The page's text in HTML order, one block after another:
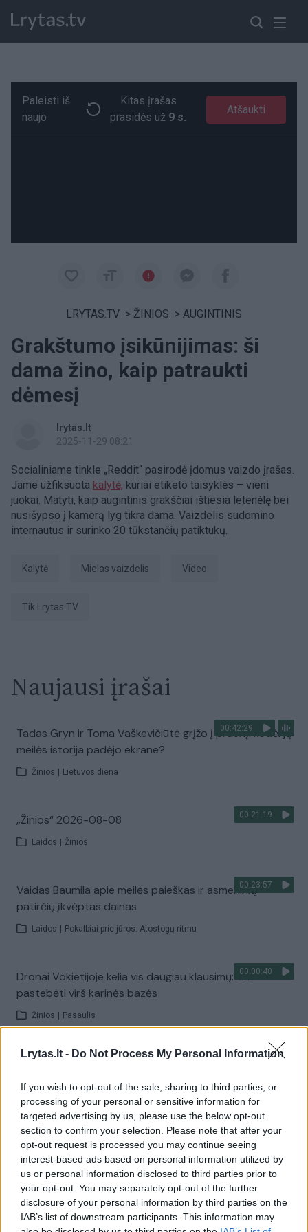
Lrytas.lt - Do Not Process My Personal Information
If you wish to opt-out of the sale, sharing to third parties, or
processing of your personal or sensitive information for
targeted advertising by us, please use the below opt-out
section to confirm your selection. Please note that after your
opt-out request is processed you may continue seeing
interest-based ads based on personal information utilized by
us or personal information disclosed to third parties prior to
your opt-out. You may separately opt-out of the further
disclosure of your personal information by third parties on the
IAB’s list of downstream participants. This information may
Paremkite Ukrainą
Paleisti iš
naujo
Kitas įrašas
prasidės už 9 s.
Atšaukti
LRYTAS.TV > ŽINIOS > AUGINTINIS
Grakštumo įsikūnijimas: ši
dama žino, kaip patraukti
dėmesį
lrytas.lt
2025-11-29 08:21
Socialiniame tinkle „Reddit“ pasirodė įdomus vaizdo įrašas.
Jame užfiksuota kalytė, kuriai etiketo taisyklės – vieni
juokai. Matyti, kaip augintinis grakščiai ištiesia letenėlę bei
nusišypso į kamerą lyg tikra dama. Vaizdelis sudomino
internautus ir surinko 20 tūkstančių patiktukų.
kalytė mielas vaizdelis Video
tik Lrytas.TV
Naujausi įrašai
00:42:29
Tadas Gryn ir Toma Vaškevičiūtė grįžo į praeitį: kodėl jų
meilės istorija padėjo ekrane?
Žinios Lietuvos diena
00:21:19
„Žinios“ 2026-08-08
Laidos Žinios
00:23:57
Vaidas Baumila apie meilės paieškas ir asmeninių
patirčių įkvėptas dainas
Laidos Pokalbiai prie jūros. Atostogų ritmu
00:00:40
Dronai Vokietijoje kelia vis daugiau klausimų: du
pastebėti virš karinės bazės
Žinios Pasaulis
Visi įrašai
Žiūrimiausi įrašai
00:00:30
Vaizdai iš tragiškos avarijos Vilniaus r.: dviejų moterų ir
vaiko gyvybių išgelbėti nepavyko
Žinios Lietuvos diena